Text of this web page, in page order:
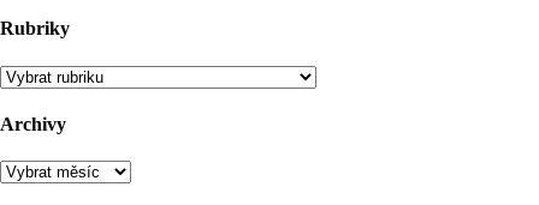
Rubriky
Rubriky
Archivy
Archivy